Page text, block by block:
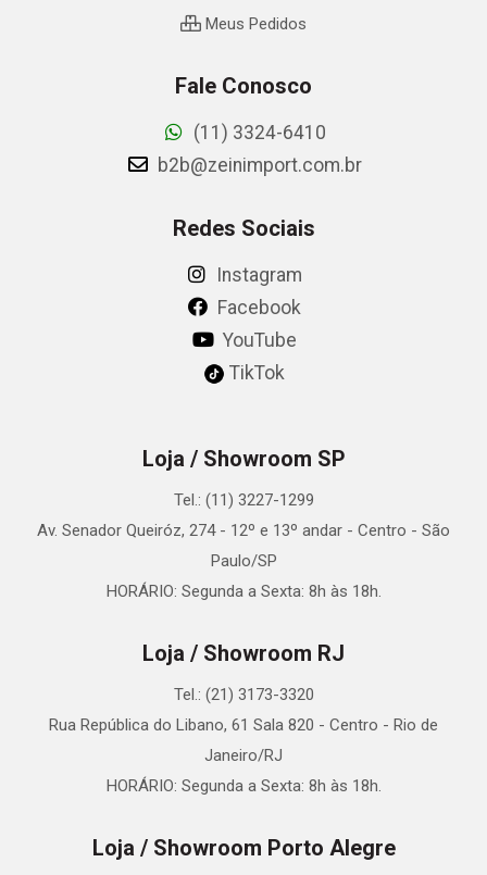
Meus Pedidos
Fale Conosco
(11) 3324-6410
b2b@zeinimport.com.br
Redes Sociais
Instagram
Facebook
YouTube
TikTok
Loja / Showroom SP
Tel.: (11) 3227-1299
Av. Senador Queiróz, 274 - 12º e 13º andar - Centro - São
Paulo/SP
HORÁRIO: Segunda a Sexta: 8h às 18h.
Loja / Showroom RJ
Tel.: (21) 3173-3320
Rua República do Libano, 61 Sala 820 - Centro - Rio de
Janeiro/RJ
HORÁRIO: Segunda a Sexta: 8h às 18h.
Loja / Showroom Porto Alegre